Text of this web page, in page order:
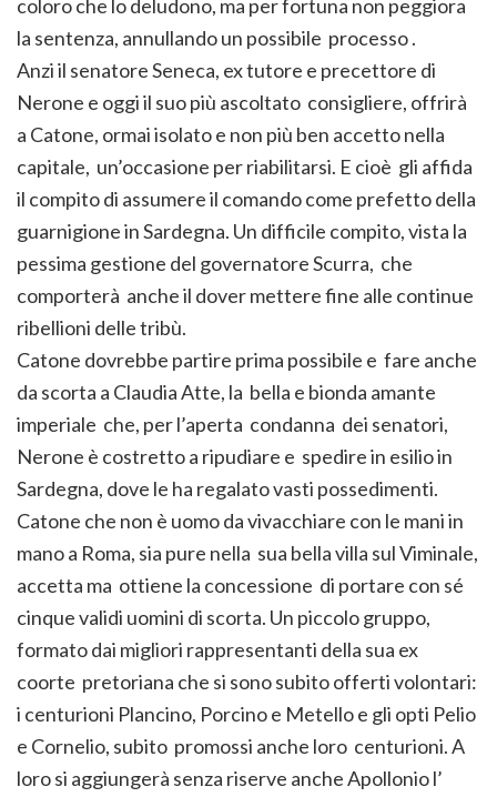
coloro che lo deludono, ma per fortuna non peggiora
la sentenza, annullando un possibile processo .
Anzi il senatore Seneca, ex tutore e precettore di
Nerone e oggi il suo più ascoltato consigliere, offrirà
a Catone, ormai isolato e non più ben accetto nella
capitale, un’occasione per riabilitarsi. E cioè gli affida
il compito di assumere il comando come prefetto della
guarnigione in Sardegna. Un difficile compito, vista la
pessima gestione del governatore Scurra, che
comporterà anche il dover mettere fine alle continue
ribellioni delle tribù.
Catone dovrebbe partire prima possibile e fare anche
da scorta a Claudia Atte, la bella e bionda amante
imperiale che, per l’aperta condanna dei senatori,
Nerone è costretto a ripudiare e spedire in esilio in
Sardegna, dove le ha regalato vasti possedimenti.
Catone che non è uomo da vivacchiare con le mani in
mano a Roma, sia pure nella sua bella villa sul Viminale,
accetta ma ottiene la concessione di portare con sé
cinque validi uomini di scorta. Un piccolo gruppo,
formato dai migliori rappresentanti della sua ex
coorte pretoriana che si sono subito offerti volontari:
i centurioni Plancino, Porcino e Metello e gli opti Pelio
e Cornelio, subito promossi anche loro centurioni. A
loro si aggiungerà senza riserve anche Apollonio l’